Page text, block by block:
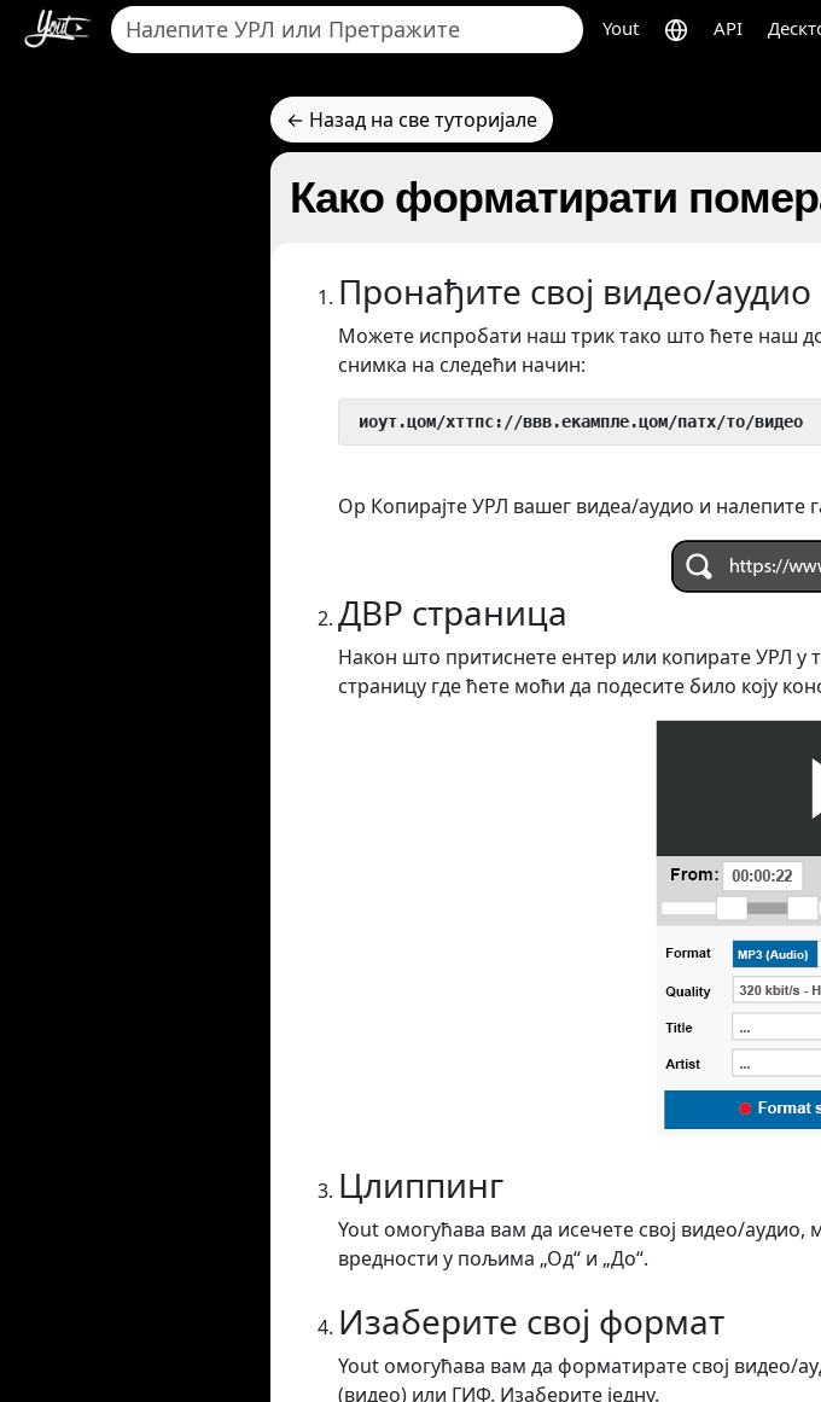
Yout API
← Назад на све туторијале
Како форматирати
Пронађите свој видео/аудио
Можете испробати наш трик тако што ћете наш
снимка на следећи начин:
иоут.цом/хттпс://ввв.екампле.цом/патх/то/видео
Ор Копирајте УРЛ вашег видеа/аудио и налепите
ДВР страница
Након што притиснете ентер или копирате УРЛ у
страницу где ћете моћи да подесите било коју
Цлиппинг
Yout омогућава вам да исечете свој видео/
вредности у пољима „Од“ и „До“.
Изаберите свој формат
Yout омогућава вам да форматирате свој
(видео) или ГИФ. Изаберите једну.